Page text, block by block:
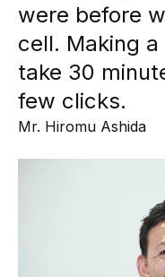
were before
cell. Making
take 30
few clicks.
Mr. Hiromu Ashida